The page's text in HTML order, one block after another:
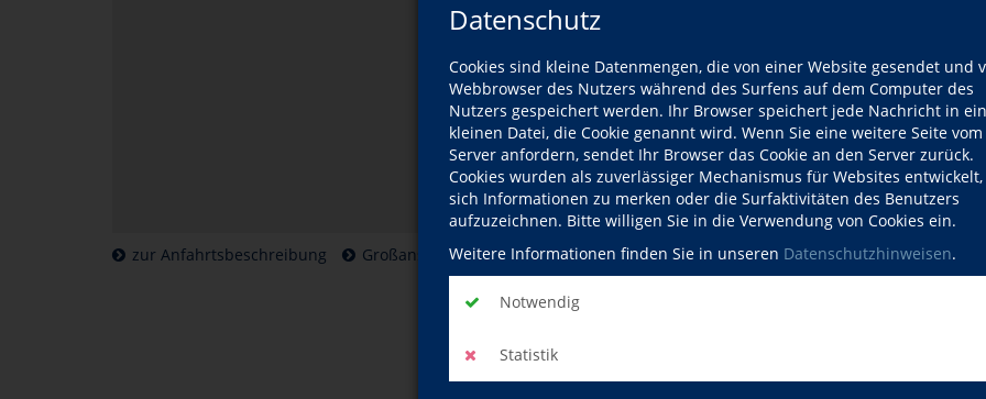
Datenschutz
Cookies sind kleine Datenmengen, die von einer Website gesendet und
Webbrowser des Nutzers während des Surfens auf dem Computer des
Nutzers gespeichert werden. Ihr Browser speichert jede Nachricht in
kleinen Datei, die Cookie genannt wird. Wenn Sie eine weitere Seite vom
Server anfordern, sendet Ihr Browser das Cookie an den Server zurück.
Cookies wurden als zuverlässiger Mechanismus für Websites
sich Informationen zu merken oder die Surfaktivitäten des Benutzers
aufzuzeichnen. Bitte willigen Sie in die Verwendung von Cookies ein.
Weitere Informationen finden Sie in unseren Datenschutzhinweisen.
Notwendig
Statistik
zur Anfahrtsbeschreibung Großansicht der Karte öffnen